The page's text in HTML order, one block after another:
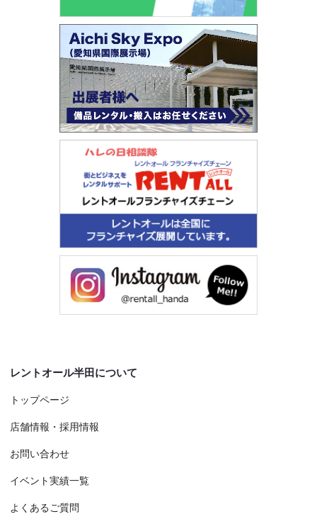
レントオール半田について
トップページ
店舗情報・採用情報
お問い合わせ
イベント実績一覧
よくあるご質問